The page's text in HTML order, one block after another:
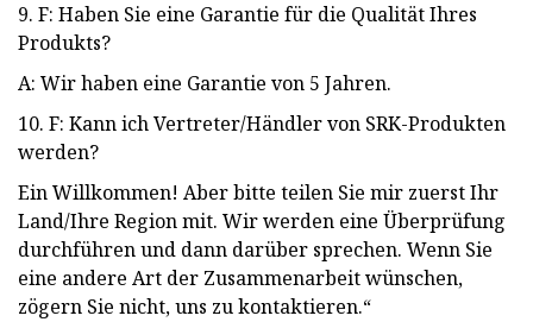
9. F: Haben Sie eine Garantie für die Qualität Ihres
Produkts?
A: Wir haben eine Garantie von 5 Jahren.
10. F: Kann ich Vertreter/Händler von SRK-Produkten
werden?
Ein Willkommen! Aber bitte teilen Sie mir zuerst Ihr
Land/Ihre Region mit. Wir werden eine Überprüfung
durchführen und dann darüber sprechen. Wenn Sie
eine andere Art der Zusammenarbeit wünschen,
zögern Sie nicht, uns zu kontaktieren.“